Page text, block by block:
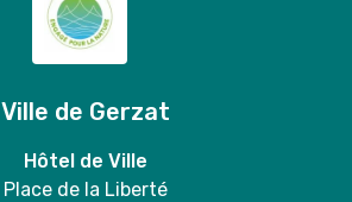
Ville de Gerzat
Hôtel de Ville
Place de la Liberté